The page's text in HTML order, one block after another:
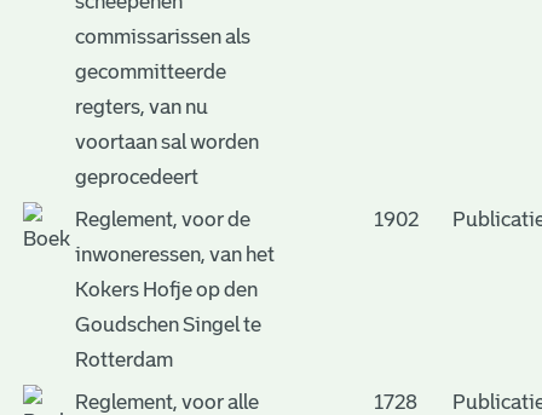
commissarissen als
gecommitteerde
regters, van nu
voortaan sal worden
geprocedeert
Reglement, voor de
inwoneressen, van het
Kokers Hofje op den
Goudschen Singel te
Rotterdam
1902
Reglement, voor alle
1728